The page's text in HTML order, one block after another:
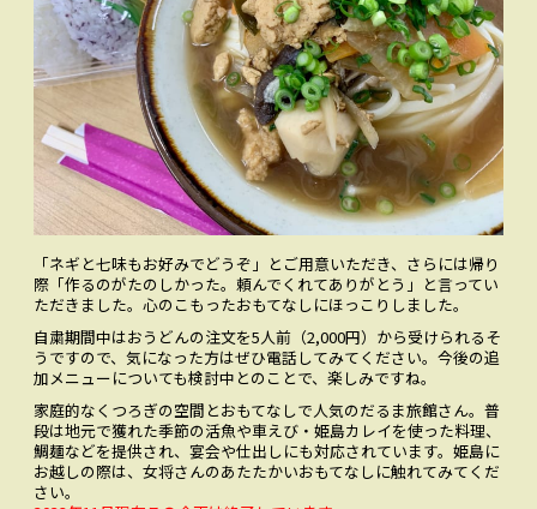
「ネギと七味もお好みでどうぞ」とご用意いただき、さらには帰り
際「作るのがたのしかった。頼んでくれてありがとう」と言ってい
ただきました。心のこもったおもてなしにほっこりしました。
自粛期間中はおうどんの注文を5人前（2,000円）から受けられるそ
うですので、気になった方はぜひ電話してみてください。今後の追
加メニューについても検討中とのことで、楽しみですね。
家庭的なくつろぎの空間とおもてなしで人気のだるま旅館さん。普
段は地元で獲れた季節の活魚や車えび・姫島カレイを使った料理、
鯛麺などを提供され、宴会や仕出しにも対応されています。姫島に
お越しの際は、女将さんのあたたかいおもてなしに触れてみてくだ
さい。